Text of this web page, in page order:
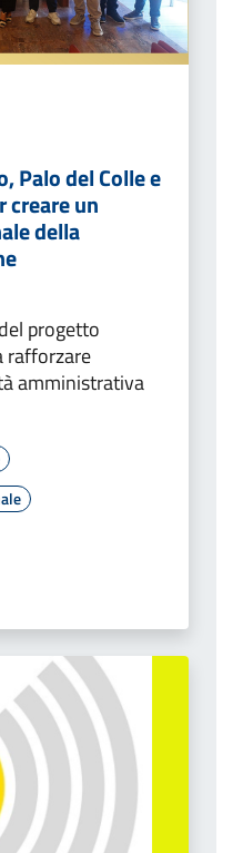
Palo del Colle e
creare un
della
progetto
rafforzare
amministrativa